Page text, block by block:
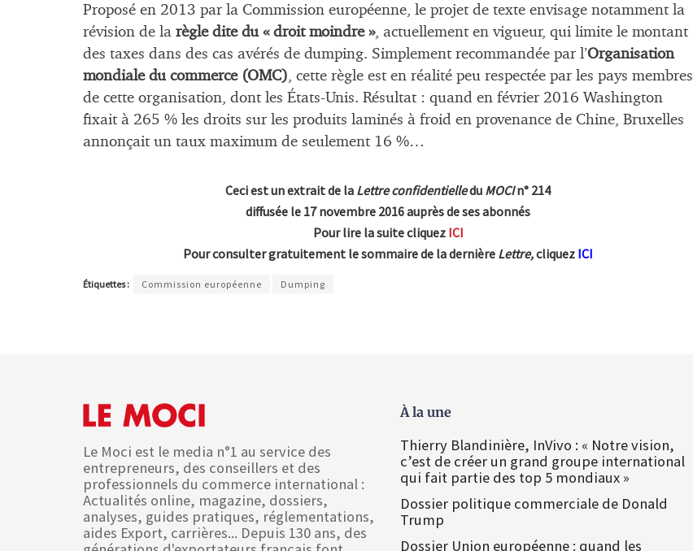
Proposé en 2013 par la Commission européenne, le projet de texte envisage notamment la
révision de la règle dite du « droit moindre », actuellement en vigueur, qui limite le montant
des taxes dans des cas avérés de dumping. Simplement recommandée par l’Organisation
mondiale du commerce (OMC) , cette règle est en réalité peu respectée par les pays membres
de cette organisation, dont les États-Unis. Résultat : quand en février 2016 Washington
fixait à 265 % les droits sur les produits laminés à froid en provenance de Chine, Bruxelles
annonçait un taux maximum de seulement 16 %…
Ceci est un extrait de la Lettre confidentielledu MOCIn° 214
diffusée le 17 novembre 2016 auprès de ses abonnés
Pour lire la suite cliquez ICI
Pour consulter gratuitement le sommaire de la dernière Lettre,cliquez ICI
Étiquettes : Commission européenne Dumping
Le Moci est le media n°1 au service des
entrepreneurs, des conseillers et des
professionnels du commerce international :
Actualités online, magazine, dossiers,
analyses, guides pratiques, réglementations,
aides Export, carrières... Depuis 130 ans, des
À la une
Thierry Blandinière, InVivo : « Notre vision,
c’est de créer un grand groupe international
qui fait partie des top 5 mondiaux »
Dossier politique commerciale de Donald
Trump
Dossier Union européenne : quand les